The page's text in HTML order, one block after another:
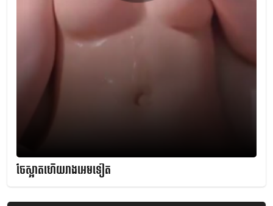
ចែស្អាតហើយរាងអេមទៀត